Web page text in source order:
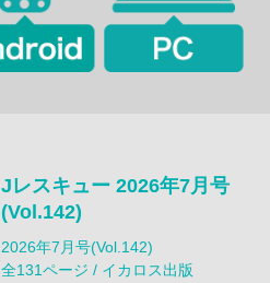
Jレスキュー 2026年7月号
(Vol.142)
2026年7月号(Vol.142)
全131ページ / イカロス出版